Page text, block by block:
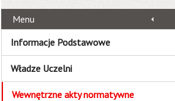
Menu
Informacje Podstawowe
Władze Uczelni
Wewnętrzne akty normatywne